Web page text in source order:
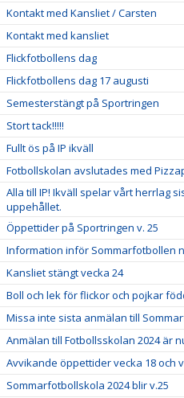
Kontakt med Kansliet / Carsten
Kontakt med kansliet
Flickfotbollens dag
Flickfotbollens dag 17 augusti
Semesterstängt på Sportringen
Stort tack!!!!!
Fullt ös på IP ikväll
Fotbollskolan avslutades med
Alla till IP! Ikväll spelar vårt herrlag
uppehållet.
Öppettider på Sportringen v. 25
Information inför Sommarfotbollen
Kansliet stängt vecka 24
Boll och lek för flickor och pojkar
Missa inte sista anmälan till
Anmälan till Fotbollsskolan 2024 är
Avvikande öppettider vecka 18 och
Sommarfotbollskola 2024 blir v.25